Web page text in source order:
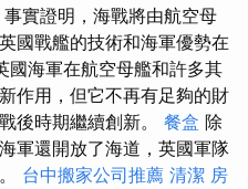
實證明，海戰將由航空母
國戰艦的技術和海軍優勢在
國海軍在航空母艦和許多其
作用，但它不再有足夠的財
後時期繼續創新。 餐盒 除
軍還開放了海道，英國軍隊
台中搬家公司推薦 清潔 房